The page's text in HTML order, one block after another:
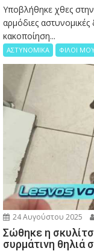
Υποβλήθηκε χθες
αρμόδιες αστυνομικές
κακοποίηση...
ΑΣΤΥΝΟΜΙΚΑ ΦΙΛΟΙ
24 Αυγούστου 2025
Σώθηκε η
συρμάτινη θηλιά